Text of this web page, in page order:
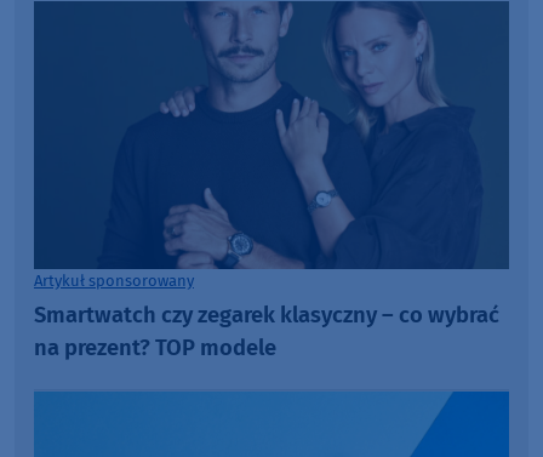
Artykuł sponsorowany
Smartwatch czy zegarek klasyczny – co wybrać
na prezent? TOP modele